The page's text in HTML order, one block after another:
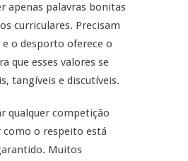
apenas palavras bonitas
curriculares. Precisam
e o desporto oferece o
que esses valores se
tangíveis e discutíveis.
qualquer competição
como o respeito está
Muitos